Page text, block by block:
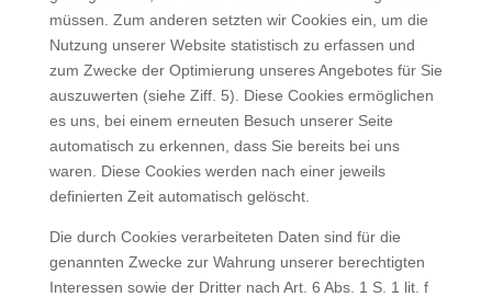
müssen. Zum anderen setzten wir Cookies ein, um die
Nutzung unserer Website statistisch zu erfassen und
zum Zwecke der Optimierung unseres Angebotes für Sie
auszuwerten (siehe Ziff. 5). Diese Cookies ermöglichen
es uns, bei einem erneuten Besuch unserer Seite
automatisch zu erkennen, dass Sie bereits bei uns
waren. Diese Cookies werden nach einer jeweils
definierten Zeit automatisch gelöscht.
Die durch Cookies verarbeiteten Daten sind für die
genannten Zwecke zur Wahrung unserer berechtigten
Interessen sowie der Dritter nach Art. 6 Abs. 1 S. 1 lit. f